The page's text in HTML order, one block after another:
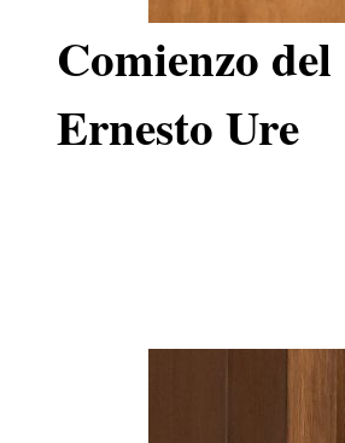
Comienzo
Ernesto Ure